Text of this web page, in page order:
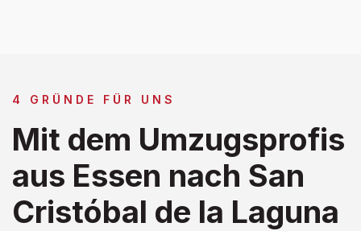
4 GRÜNDE FÜR UNS
Mit dem Umzugsprofis
aus Essen nach San
Cristóbal de la Laguna